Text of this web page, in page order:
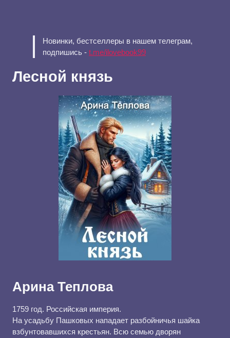
Новинки, бестселлеры в нашем телеграм,
подпишись - t.me/ilovebook99
Лесной князь
Арина Теплова
1759 год. Российская империя.
На усадьбу Пашковых нападает разбойничья шайка
взбунтовавшихся крестьян. Всю семью дворян